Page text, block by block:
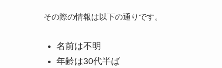
その際の情報は以下の通りです。
名前は不明
年齢は30代半ば